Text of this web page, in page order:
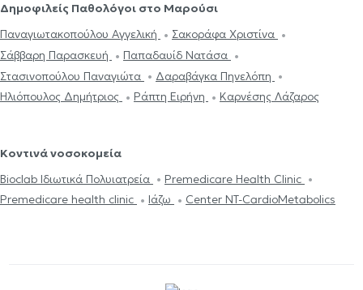
Δημοφιλείς Παθολόγοι στο Μαρούσι
Παναγιωτακοπούλου Αγγελική
Σακοράφα Χριστίνα
Σάββαρη Παρασκευή
Παπαδαυίδ Νατάσα
Στασινοπούλου Παναγιώτα
Δαραβάγκα Πηνελόπη
Ηλιόπουλος Δημήτριος
Ράπτη Ειρήνη Καρνέσης Λάζαρος
Κοντινά νοσοκομεία
Bioclab Ιδιωτικά Πολυιατρεία
Premedicare Health Clinic
Premedicare health clinic
Ιάζω Center NT-CardioMetabolics